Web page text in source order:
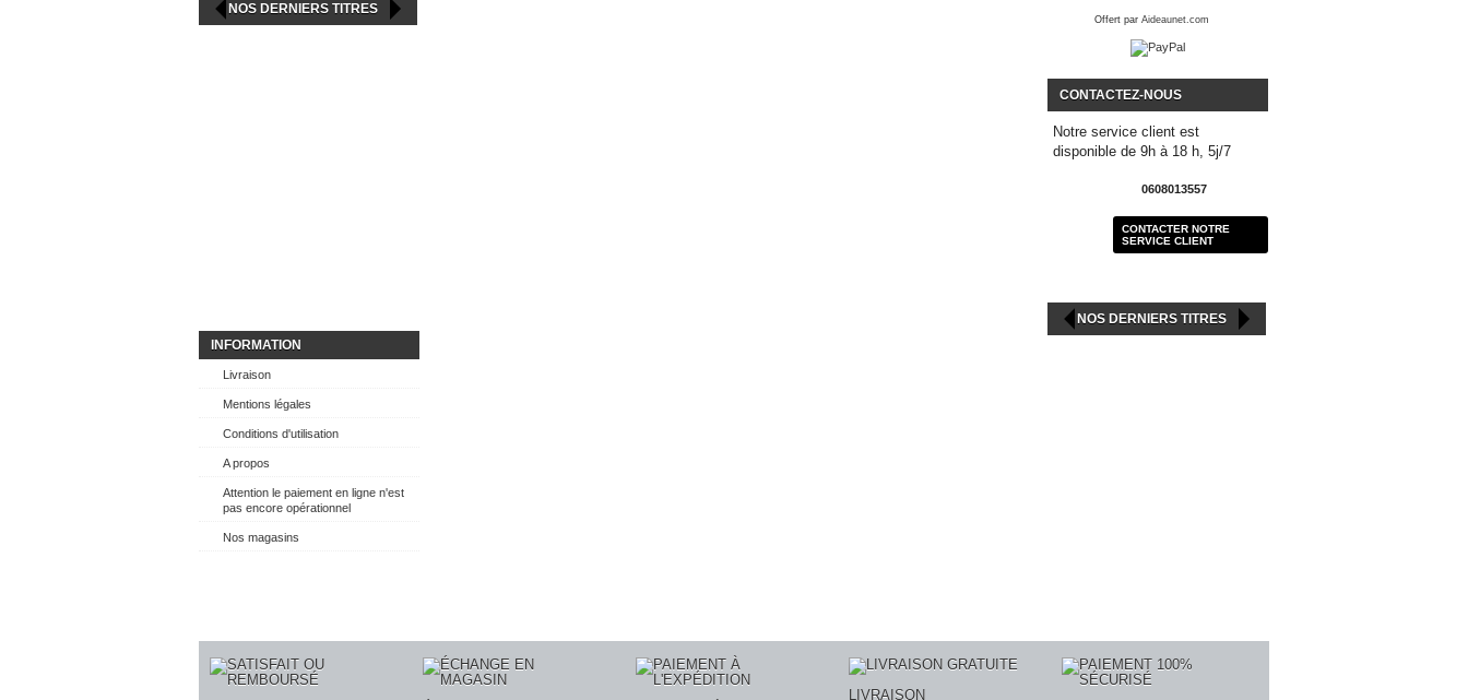
NOS DERNIERS TITRES
INFORMATION
Livraison
Mentions légales
Conditions d'utilisation
A propos
Attention le paiement en ligne n'est
pas encore opérationnel
Nos magasins
Offert par Aideaunet.com
CONTACTEZ-NOUS
Notre service client est
disponible de 9h à 18 h, 5j/7
0608013557
CONTACTER NOTRE
SERVICE CLIENT
NOS DERNIERS TITRES
LIVRAISON